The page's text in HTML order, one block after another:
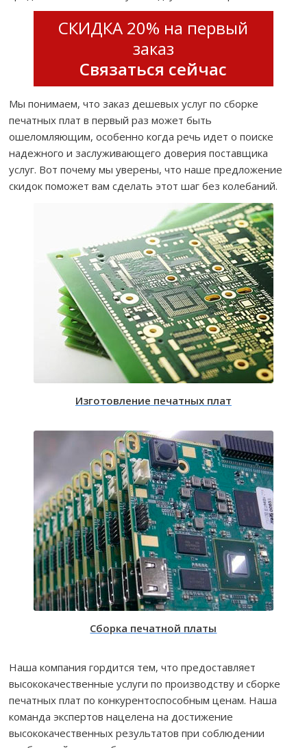
СКИДКА 20% на первый
заказ
Связаться сейчас
Мы понимаем, что заказ дешевых услуг по сборке
печатных плат в первый раз может быть
ошеломляющим, особенно когда речь идет о поиске
надежного и заслуживающего доверия поставщика
услуг. Вот почему мы уверены, что наше предложение
скидок поможет вам сделать этот шаг без колебаний.
Изготовление печатных плат
Сборка печатной платы
Наша компания гордится тем, что предоставляет
высококачественные услуги по производству и сборке
печатных плат по конкурентоспособным ценам. Наша
команда экспертов нацелена на достижение
высококачественных результатов при соблюдении